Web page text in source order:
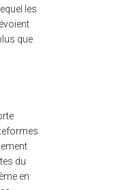
les
que
du
en